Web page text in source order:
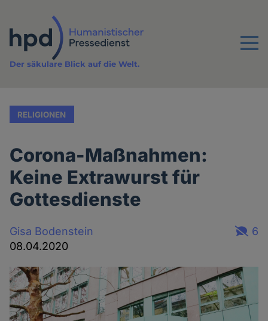
Inhalt
Menu
Der säkulare Blick auf die Welt.
RELIGIONEN
Corona-Maßnahmen:
Keine Extrawurst für
Gottesdienste
Gisa Bodenstein
08.04.2020
6